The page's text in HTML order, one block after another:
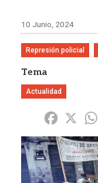
10 Junio, 2024
Represión policial
Tema
Actualidad
Share Facebook
X
Imagen